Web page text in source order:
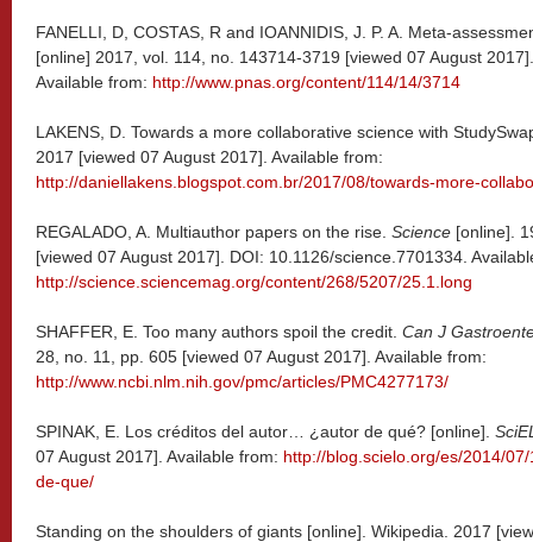
FANELLI, D, COSTAS, R and IOANNIDIS, J. P. A. Meta-
[online] 2017, vol. 114, no. 143714-3719 [viewed 07 August
Available from: http://www.pnas.org/content/114/14/3714
LAKENS, D. Towards a more collaborative science with
2017 [viewed 07 August 2017]. Available from:
http://daniellakens.blogspot.com.br/2017/08/towards-more-
REGALADO, A. Multiauthor papers on the rise. Science [online].
[viewed 07 August 2017]. DOI: 10.1126/science.7701334.
http://science.sciencemag.org/content/268/5207/25.1.long
SHAFFER, E. Too many authors spoil the credit. Can J
28, no. 11, pp. 605 [viewed 07 August 2017]. Available from:
http://www.ncbi.nlm.nih.gov/pmc/articles/PMC4277173/
SPINAK, E. Los créditos del autor… ¿autor de qué? [online].
07 August 2017]. Available from: http://blog.scielo.org/es/2014/
de-que/
Standing on the shoulders of giants [online]. Wikipedia. 2017